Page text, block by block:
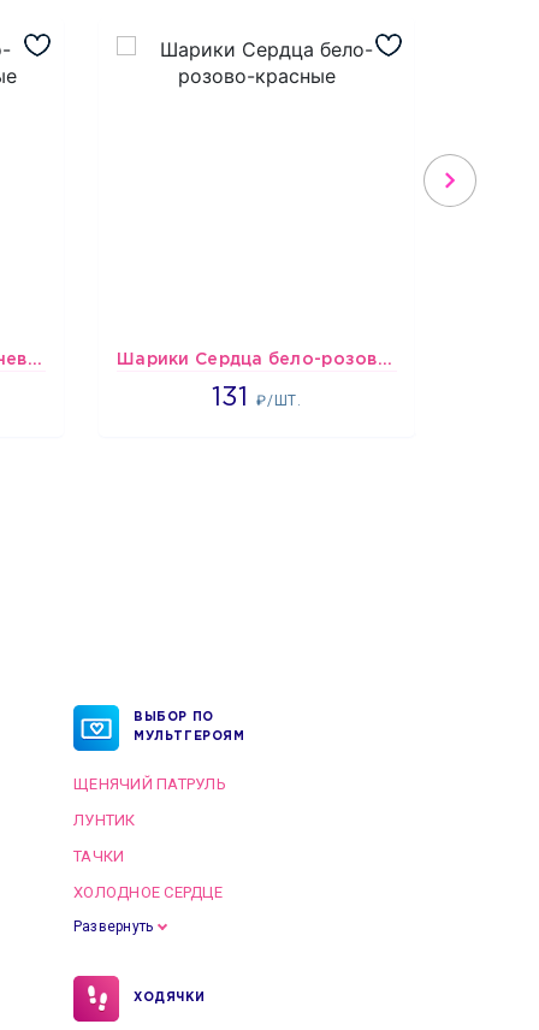
шары Бело-розово-сиреневые пастельные Шарики Сердца бело-розово-красные
131₽/ШТ.
2660
ВЫБОР ПО
МУЛЬТГЕРОЯМ
ЩЕНЯЧИЙ ПАТРУЛЬ
ЛУНТИК
ТАЧКИ
ХОЛОДНОЕ СЕРДЦЕ
Развернуть
ХОДЯЧКИ